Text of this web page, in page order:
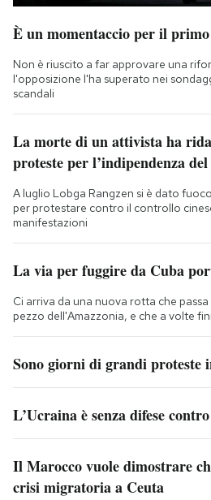
È un momentaccio per il
Non è riuscito a far approvare una
l'opposizione l'ha superato nei
scandali
La morte di un attivista ha
proteste per l’indipendenza
A luglio Lobga Rangzen si è dato
per protestare contro il controllo
manifestazioni
La via per fuggire da Cuba
Ci arriva da una nuova rotta che
pezzo dell'Amazzonia, e che a volte
Sono giorni di grandi proteste
L’Ucraina è senza difese
Il Marocco vuole dimostrare
crisi migratoria a Ceuta